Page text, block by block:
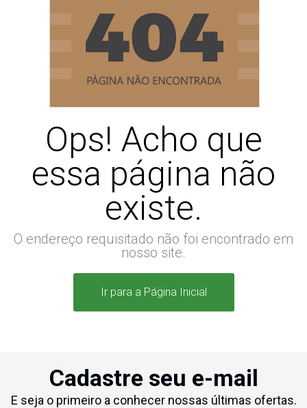
Ops! Acho que
essa página não
existe.
O endereço requisitado não foi encontrado em
nosso site.
Ir para a Página Inicial
Cadastre seu e-mail
E seja o primeiro a conhecer nossas últimas ofertas.